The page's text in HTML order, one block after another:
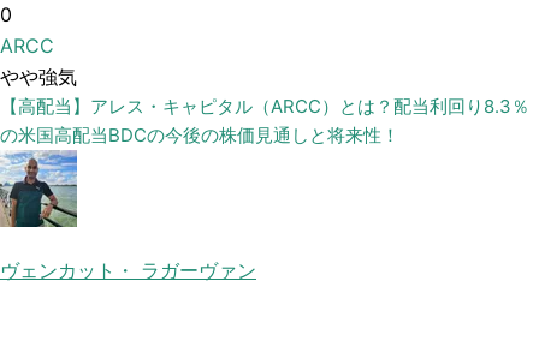
0
ARCC
やや強気
【高配当】アレス・キャピタル（ARCC）とは？配当利回り8.3％
の米国高配当BDCの今後の株価見通しと将来性！
ヴェンカット・ ラガーヴァン